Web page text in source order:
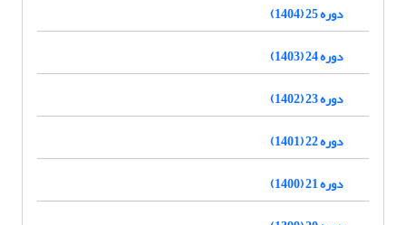
دوره 25 (1404)
دوره 24 (1403)
دوره 23 (1402)
دوره 22 (1401)
دوره 21 (1400)